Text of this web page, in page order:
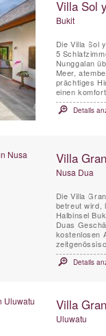
Villa Sol
Bukit
Die Villa Sol
5
Nunggalan
Meer,
prächtiges Himmelsgewölbe. Das
einen
Details
Villa
Nusa Dua
Die Villa
betreut wird,
Halbinsel
Duas
kostenlosen
Details
Villa
Uluwatu